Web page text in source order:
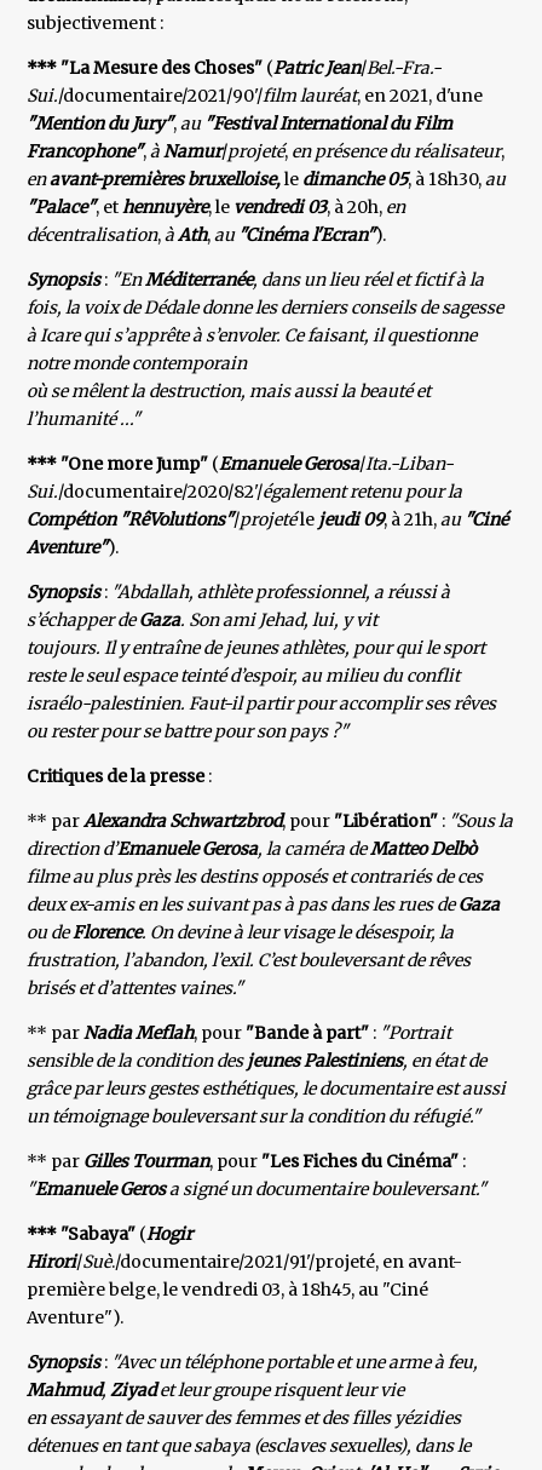
subjectivement :
*** "La Mesure des Choses" (Patric Jean/Bel.-Fra.-
Sui./documentaire/2021/90'/film lauréat, en 2021, d'une
"Mention du Jury",au "Festival International du Film
Francophone",àNamur/projeté, en présence du réalisateur,
enavant-premières bruxelloise,le dimanche 05, à 18h30,au
"Palace", ethennuyère, le vendredi 03, à 20h, en
décentralisation,àAth,au "Cinéma l'Ecran").
Synopsis: "EnMéditerranée, dans un lieu réel et fictif à la
fois, la voix de Dédale donne les derniers conseils de sagesse
à Icare qui s’apprête à s’envoler. Ce faisant, il questionne
notre monde contemporain
où se mêlent la destruction, mais aussi la beauté et
l’humanité ..."
*** "One more Jump" (Emanuele Gerosa/Ita.-Liban-
Sui./documentaire/2020/82'/également retenu pour la
Compétion "RêVolutions"/projetéle jeudi 09, à 21h,au "Ciné
Aventure").
Synopsis: "Abdallah, athlète professionnel, a réussi à
s’échapper deGaza. Son ami Jehad, lui, y vit
toujours. Il y entraîne de jeunes athlètes, pour qui le sport
reste le seul espace teinté d’espoir, au milieu du conflit
israélo-palestinien. Faut-il partir pour accomplir ses rêves
ou rester pour se battre pour son pays ?"
Critiques de la presse:
** parAlexandra Schwartzbrod, pour "Libération" : "Sous la
direction d’Emanuele Gerosa, la caméra deMatteoDelbò
filme au plus près les destins opposés et contrariés de ces
deux ex-amis en les suivant pas à pas dans les rues deGaza
ou deFlorence. On devine à leur visage le désespoir, la
frustration, l’abandon, l’exil. C’est bouleversant de rêves
brisés et d’attentes vaines."
** parNadia Meflah, pour "Bande à part" : "Portrait
sensible de la condition desjeunes Palestiniens, en état de
grâce par leurs gestes esthétiques, le documentaire est aussi
un témoignage bouleversant sur la condition du réfugié."
** par Gilles Tourman, pour "Les Fiches du Cinéma" :
"Emanuele Gerosa signé un documentaire bouleversant."
*** "Sabaya" (Hogir
Hirori/Suè./documentaire/2021/91'/projeté, en avant-
première belge, le vendredi 03, à 18h45, au "Ciné
Aventure").
Synopsis: "Avec un téléphone portable et une arme à feu,
Mahmud, Ziyadet leur groupe risquent leur vie
en essayant de sauver des femmes et des filles yézidies
détenues en tant que sabaya (esclaves sexuelles), dans le